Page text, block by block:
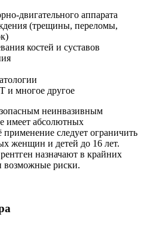
двигательного аппарата
(трещины, переломы,
костей и суставов
и многое другое
неинвазивным
имеет абсолютных
следует ограничить
женщин и детей до 16 лет.
назначают в крайних
возможные риски.